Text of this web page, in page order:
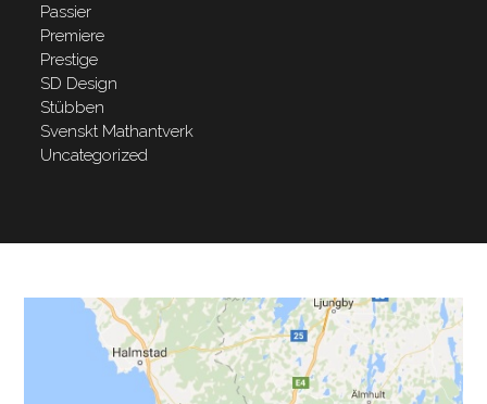
Passier
Premiere
Prestige
SD Design
Stübben
Svenskt Mathantverk
Uncategorized